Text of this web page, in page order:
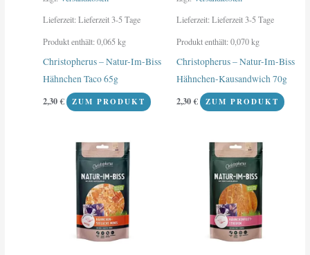
Lieferzeit:Lieferzeit 3-5 Tage
Produkt enthält: 0,065kg
Christopherus – Natur-Im-Biss
Hähnchen Taco 65g
2,30€ ZUM PRODUKT
Lieferzeit:Lieferzeit 3-5 Tage
Produkt enthält: 0,070kg
Christopherus – Natur-Im-Biss
Hähnchen-Kausandwich 70g
2,30€ ZUM PRODUKT